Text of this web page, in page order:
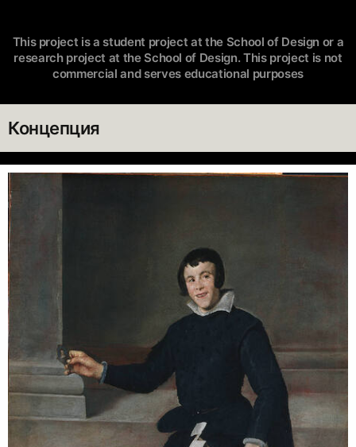
This project is a student project at the School of Design or a
research project at the School of Design. This project is not
commercial and serves educational purposes
Концепция